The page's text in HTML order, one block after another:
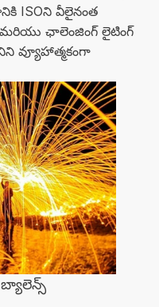
ISOని వీలైనంత
ఛాలెంజింగ్ లైటింగ్
వ్యూహాత్మకంగా